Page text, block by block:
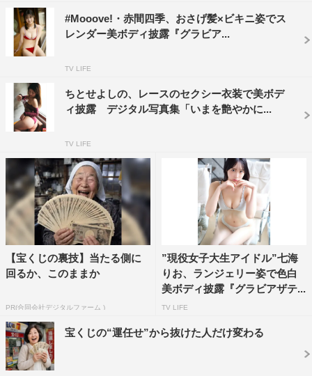
#Mooove!・赤間四季、おさげ髪×ビキニ姿でス
レンダー美ボディ披露『グラビア...
TV LIFE
ちとせよしの、レースのセクシー衣装で美ボデ
ィ披露 デジタル写真集「いまを艶やかに...
TV LIFE
【宝くじの裏技】当たる側に
回るか、このままか
PR(合同会社デジタルファーム )
”現役女子大生アイドル”七海
りお、ランジェリー姿で色白
美ボディ披露『グラビアザテ...
TV LIFE
宝くじの“運任せ”から抜けた人だけ変わる